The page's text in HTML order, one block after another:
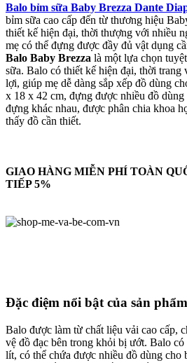
Balo bỉm sữa Baby Brezza Dante
bỉm sữa cao cấp đến từ thương hiệu
thiết kế hiện đại, thời thượng với nhiều
mẹ có thể đựng được đầy đủ vật dụng
Balo Baby Brezza là một lựa chọn
sữa. Balo có thiết kế hiện đại, thời trang
lợi, giúp mẹ dễ dàng sắp xếp đồ dùng
x 18 x 42 cm, đựng được nhiều đồ dùng
đựng khác nhau, được phân chia khoa
thấy đồ cần thiết.
GIAO HÀNG MIỄN PHÍ TOÀN
TIẾP 5%
Đặc điệm nổi bật của sản phẩm
Balo được làm từ chất liệu vải cao cấp,
vệ đồ đạc bên trong khỏi bị ướt. Balo
lít, có thể chứa được nhiều đồ dùng cho